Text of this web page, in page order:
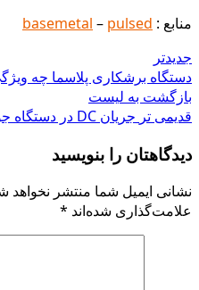
منابع :
basemetal – pulsed
جدیدتر
دستگاه برشکاری پلاسما چه
بازگشت به لیست
قدیمی تر جریان DC در دستگاه جوش و مقایسه آن با جریان AC
دیدگاهتان را بنویسید
نشانی ایمیل شما منتشر نخواهد
علامت‌گذاری شده‌اند *